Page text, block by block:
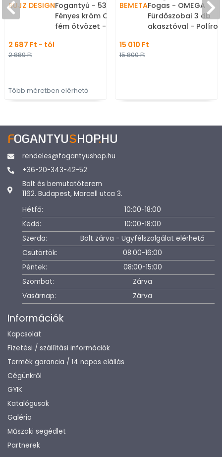
RUJZ DESIGNFogantyú - 536.16 -
Fényes króm Cr - Zamak
fém ötvözet - Több
2 687 Ft - tól
2 889 Ft
Több méretben elérhető
BEMETAFogas - OMEGA
Fürdőszobai 3 db
akasztóval -
Fürdőszobai fali
15 010 Ft
15 800 Ft
FOGANTYUSHOP.HU
rendeles@fogantyushop.hu
+36-20-343-42-52
Bolt és bemutatóterem
1162. Budapest, Marcell utca 3.
Hétfő:
10:00-18:00
Kedd:
10:00-18:00
Szerda:
Bolt zárva - Ügyfélszolgálat elérhető
Csütörtök:
08:00-16:00
Péntek:
08:00-15:00
Szombat:
Zárva
Vasárnap:
Zárva
Információk
Kapcsolat
Fizetési / szállítási információk
Termék garancia / 14 napos elállás
Cégünkről
GYIK
Katalógusok
Galéria
Műszaki segédlet
Partnerek